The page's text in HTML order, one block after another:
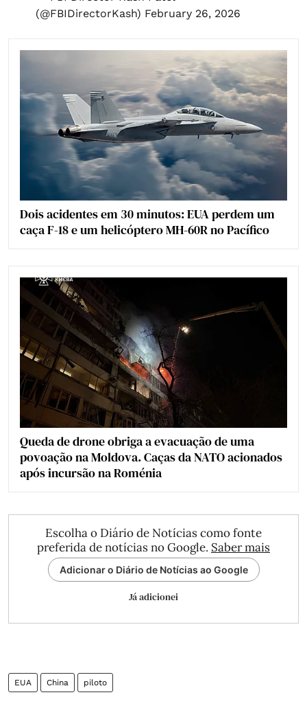
(@FBIDirectorKash) February 26, 2026
Dois acidentes em 30 minutos: EUA perdem um
caça F-18 e um helicóptero MH-60R no Pacífico
Queda de drone obriga a evacuação de uma
povoação na Moldova. Caças da NATO acionados
após incursão na Roménia
Escolha o Diário de Notícias como fonte
preferida de notícias no Google. Saber mais
Adicionar o Diário de Notícias ao Google
Já adicionei
EUA China piloto